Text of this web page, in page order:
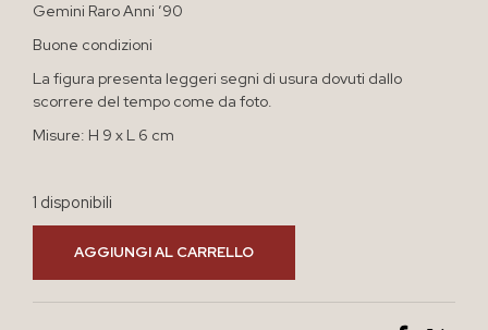
Gemini Raro Anni ’90
Buone condizioni
La figura presenta leggeri segni di usura dovuti dallo
scorrere del tempo come da foto.
Misure: H 9 x L 6 cm
1 disponibili
AGGIUNGI AL CARRELLO